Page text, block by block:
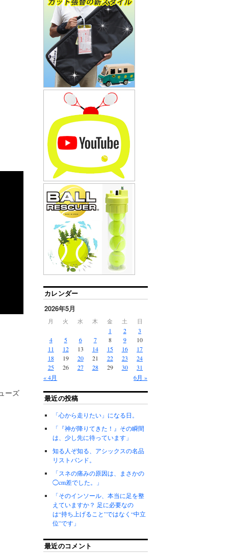
ーズ
カレンダー
2026年5月
月 火 水 木 金 土 日
« 4月 6月 »
1 2
3
4
5 6 7 8 9
10
11
12 13 14 15 16
17
18
19 20 21 22 23
24
25
26 27 28 29 30 31
最近の投稿
「心から走りたい」になる日。
「『神が降りてきた！』その瞬間
は、少し先に待っています」
知る人ぞ知る、アシックスの名品
リストバンド。
「スネの痛みの原因は、まさかの
◯cm差でした。」
「そのインソール、本当に足を整
えていますか？ 足に必要なの
は“持ち上げること”ではなく“中立
位”です」
最近のコメント